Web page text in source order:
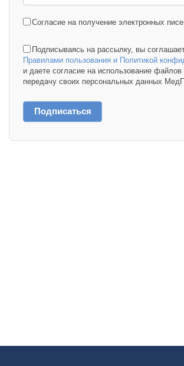
Согласие на получение электронных
Подписываясь на рассылку, вы
Правилами пользования и Политикой
и даете согласие на использование
передачу своих персональных данных
Подписаться